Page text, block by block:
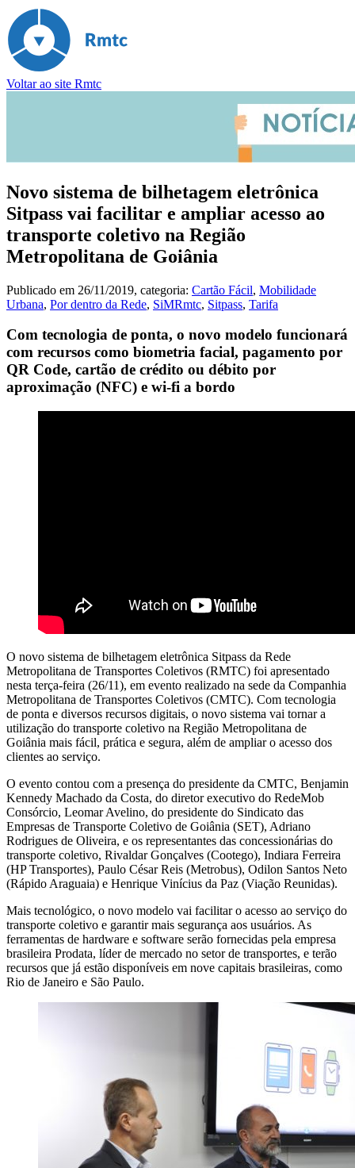
Voltar ao site Rmtc
Novo sistema de bilhetagem eletrônica
Sitpass vai facilitar e ampliar acesso ao
transporte coletivo na Região
Metropolitana de Goiânia
Publicado em 26/11/2019, categoria: Cartão Fácil, Mobilidade
Urbana, Por dentro da Rede, SiMRmtc, Sitpass, Tarifa
Com tecnologia de ponta, o novo modelo funcionará
com recursos como biometria facial, pagamento por
QR Code, cartão de crédito ou débito por
aproximação (NFC) e wi-fi a bordo
O novo sistema de bilhetagem eletrônica Sitpass da Rede
Metropolitana de Transportes Coletivos (RMTC) foi apresentado
nesta terça-feira (26/11), em evento realizado na sede da Companhia
Metropolitana de Transportes Coletivos (CMTC). Com tecnologia
de ponta e diversos recursos digitais, o novo sistema vai tornar a
utilização do transporte coletivo na Região Metropolitana de
Goiânia mais fácil, prática e segura, além de ampliar o acesso dos
clientes ao serviço.
O evento contou com a presença do presidente da CMTC, Benjamin
Kennedy Machado da Costa, do diretor executivo do RedeMob
Consórcio, Leomar Avelino, do presidente do Sindicato das
Empresas de Transporte Coletivo de Goiânia (SET), Adriano
Rodrigues de Oliveira, e os representantes das concessionárias do
transporte coletivo, Rivaldar Gonçalves (Cootego), Indiara Ferreira
(HP Transportes), Paulo César Reis (Metrobus), Odilon Santos Neto
(Rápido Araguaia) e Henrique Vinícius da Paz (Viação Reunidas).
Mais tecnológico, o novo modelo vai facilitar o acesso ao serviço do
transporte coletivo e garantir mais segurança aos usuários. As
ferramentas de hardware e software serão fornecidas pela empresa
brasileira Prodata, líder de mercado no setor de transportes, e terão
recursos que já estão disponíveis em nove capitais brasileiras, como
Rio de Janeiro e São Paulo.